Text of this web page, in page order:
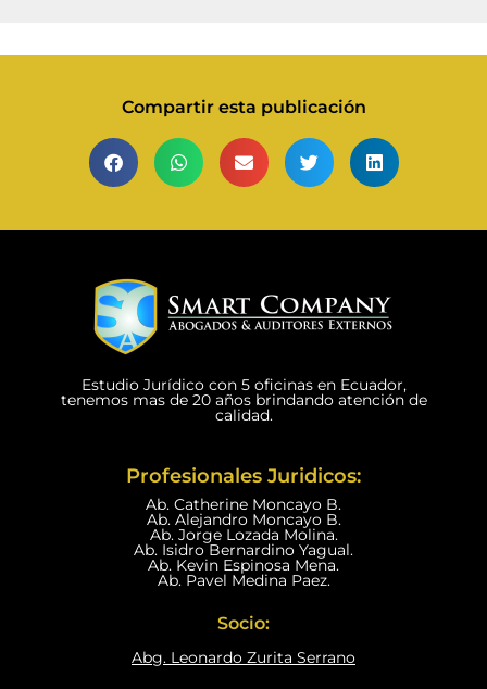
Compartir esta publicación
Estudio Jurídico con 5 oficinas en Ecuador,
tenemos mas de 20 años brindando atención de
calidad.
Profesionales Juridicos:
Ab. Catherine Moncayo B.
Ab. Alejandro Moncayo B.
Ab. Jorge Lozada Molina.
Ab. Isidro Bernardino Yagual.
Ab. Kevin Espinosa Mena.
Ab. Pavel Medina Paez.
Socio:
Abg. Leonardo Zurita Serrano